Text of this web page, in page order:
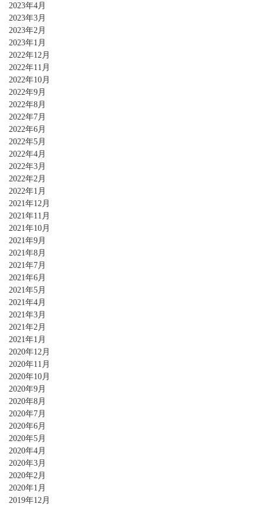
2023年4月
2023年3月
2023年2月
2023年1月
2022年12月
2022年11月
2022年10月
2022年9月
2022年8月
2022年7月
2022年6月
2022年5月
2022年4月
2022年3月
2022年2月
2022年1月
2021年12月
2021年11月
2021年10月
2021年9月
2021年8月
2021年7月
2021年6月
2021年5月
2021年4月
2021年3月
2021年2月
2021年1月
2020年12月
2020年11月
2020年10月
2020年9月
2020年8月
2020年7月
2020年6月
2020年5月
2020年4月
2020年3月
2020年2月
2020年1月
2019年12月